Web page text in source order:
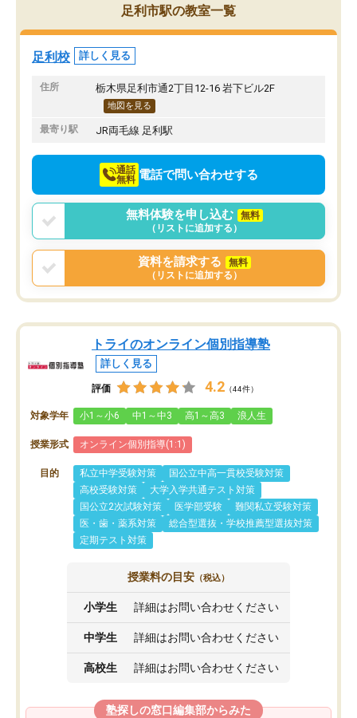
足利市駅の教室一覧
足利校 詳しく見る
住所 栃木県足利市通2丁目12-16 岩下ビル2F
地図を見る
最寄り駅 JR両毛線 足利駅
通話
無料 電話で問い合わせする
無料体験を申し込む
無料
（リストに追加する）
資料を請求する
無料
（リストに追加する）
トライのオンライン個別指導塾
詳しく見る
評価 4.2 （44件）
対象学年 小1～小6 中1～中3 高1～高3 浪人生
授業形式 オンライン個別指導(1:1)
目的 私立中学受験対策
国公立中高一貫校受験対策
高校受験対策
大学入学共通テスト対策
国公立2次試験対策
医学部受験
難関私立受験対策
医・歯・薬系対策
総合型選抜・学校推薦型選抜対策
定期テスト対策
授業料の目安 （税込）
小学生 詳細はお問い合わせください
中学生 詳細はお問い合わせください
高校生 詳細はお問い合わせください
塾探しの窓口編集部からみた